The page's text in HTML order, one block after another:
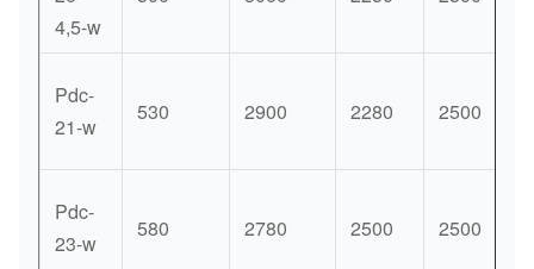
4,5-w
Pdc-
21-w
530 2900 2280 2500
Pdc-
23-w
580 2780 2500 2500